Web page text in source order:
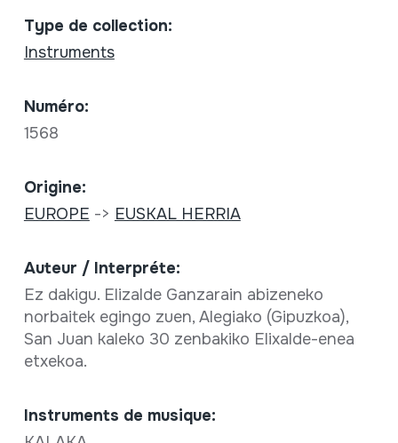
Type de collection:
Instruments
Numéro:
1568
Origine:
EUROPE -> EUSKAL HERRIA
Auteur / Interpréte:
Ez dakigu. Elizalde Ganzarain abizeneko
norbaitek egingo zuen, Alegiako (Gipuzkoa),
San Juan kaleko 30 zenbakiko Elixalde-enea
etxekoa.
Instruments de musique: